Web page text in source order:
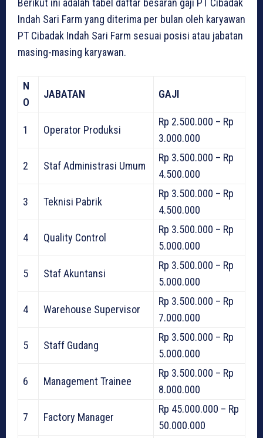
Berikut ini adalah tabel daftar besaran gaji PT Cibadak
Indah Sari Farm yang diterima per bulan oleh karyawan
PT Cibadak Indah Sari Farm sesuai posisi atau jabatan
masing-masing karyawan.
N
O
JABATAN GAJI
1 Operator Produksi
Rp 2.500.000 – Rp
3.000.000
2 Staf Administrasi Umum
Rp 3.500.000 – Rp
4.500.000
3 Teknisi Pabrik
Rp 3.500.000 – Rp
4.500.000
4 Quality Control
Rp 3.500.000 – Rp
5.000.000
5 Staf Akuntansi
Rp 3.500.000 – Rp
5.000.000
4 Warehouse Supervisor
Rp 3.500.000 – Rp
7.000.000
5 Staff Gudang
Rp 3.500.000 – Rp
5.000.000
6 Management Trainee
Rp 3.500.000 – Rp
8.000.000
7 Factory Manager
Rp 45.000.000 – Rp
50.000.000